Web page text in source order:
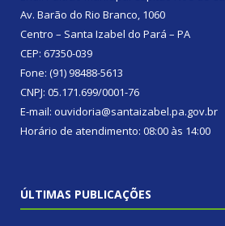
Av. Barão do Rio Branco, 1060
Centro – Santa Izabel do Pará – PA
CEP: 67350-039
Fone: (91) 98488-5613
CNPJ: 05.171.699/0001-76
E-mail: ouvidoria@santaizabel.pa.gov.br
Horário de atendimento: 08:00 às 14:00
ÚLTIMAS PUBLICAÇÕES